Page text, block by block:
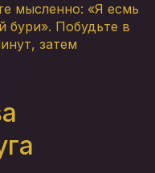
мысленно: «Я есмь
бури». Побудьте в
затем